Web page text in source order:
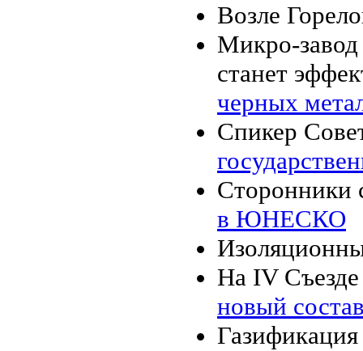
Возле
Микро-
станет
черных
Спикер
Сторонники
в ЮНЕСКО
На IV Съезде
новый